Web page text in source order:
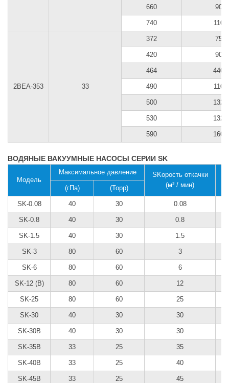
660 90
740 110
2BEA-353 33
372 75
420 90
464 440
490 110
500 132
530 132
590 160
ВОДЯНЫЕ ВАКУУМНЫЕ НАСОСЫ СЕРИИ SK
Модель
Максимальное давление
SKорость откачки
(м³ / мин)
(гПа)
(Торр)
SK-0.08 40 30 0.08
SK-0.8 40 30 0.8
SK-1.5 40 30 1.5
SK-3 80 60 3
SK-6 80 60 6
SK-12 (B) 80 60 12
SK-25 80 60 25
SK-30 40 30 30
SK-30B 40 30 30
SK-35B 33 25 35
SK-40B 33 25 40
SK-45B 33 25 45